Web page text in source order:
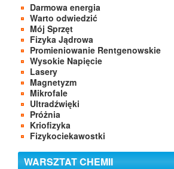
Darmowa energia
Warto odwiedzić
Mój Sprzęt
Fizyka Jądrowa
Promieniowanie Rentgenowskie
Wysokie Napięcie
Lasery
Magnetyzm
Mikrofale
Ultradźwięki
Próżnia
Kriofizyka
Fizykociekawostki
WARSZTAT CHEMII